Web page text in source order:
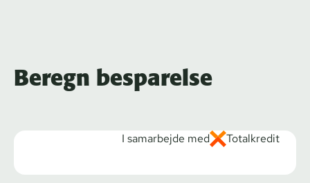
Beregn besparelse
I samarbejde med Totalkredit